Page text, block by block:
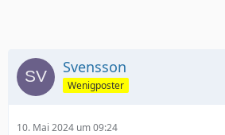
Svensson
Wenigposter
10. Mai 2024 um 09:24